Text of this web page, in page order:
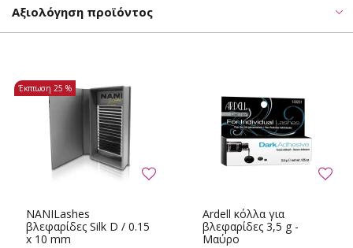
Αξιολόγηση προϊόντος
NANILashes
βλεφαρίδες Silk D / 0.15
x 10 mm
Έκπτωση 25 %
Ardell κόλλα για
βλεφαρίδες 3,5 g -
Μαύρο